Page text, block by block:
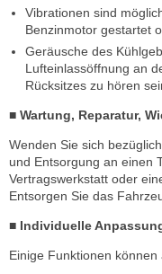
Vibrationen sind
Benzinmotor gestartet
Geräusche des
Lufteinlassöffnung an
Rücksitzes zu hören
■ Wartung, Reparatur,
Wenden Sie sich
und Entsorgung an einen
Vertragswerkstatt oder
Entsorgen Sie das
■ Individuelle
Einige Funktionen können